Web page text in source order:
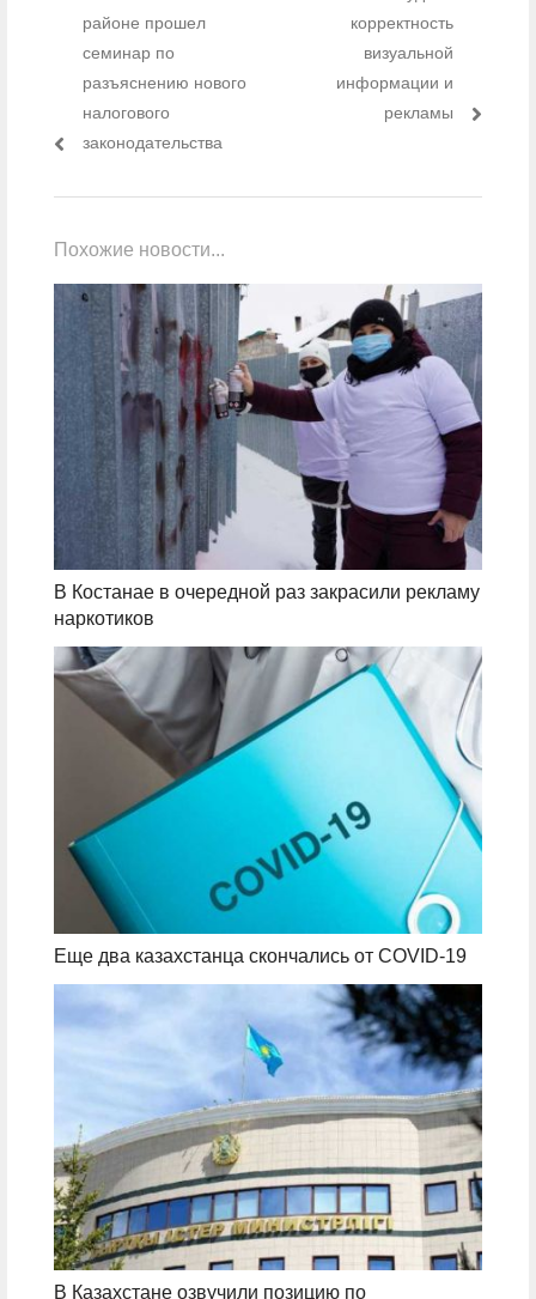
районе прошел
семинар по
разъяснению нового
налогового
законодательства
корректность
визуальной
информации и
рекламы
Похожие новости...
В Костанае в очередной раз закрасили рекламу
наркотиков
Еще два казахстанца скончались от COVID-19
В Казахстане озвучили позицию по